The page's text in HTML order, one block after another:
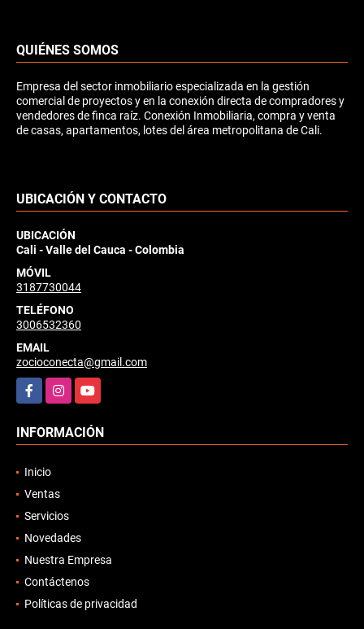
QUIÉNES SOMOS
Empresa del sector inmobiliario especializada en la gestión
comercial de proyectos y en la conexión directa de compradores y
vendedores de finca raíz. Conexión Inmobiliaria, compra y venta
de casas, apartamentos, lotes del área metropolitana de Cali.
UBICACIÓN Y CONTACTO
UBICACIÓN
Cali - Valle del Cauca - Colombia
MÓVIL
3187730044
TELÉFONO
3006532360
EMAIL
zocioconecta@gmail.com
FacebookInstagramYouTube
INFORMACIÓN
Inicio
Ventas
Servicios
Novedades
Nuestra Empresa
Contáctenos
Políticas de privacidad